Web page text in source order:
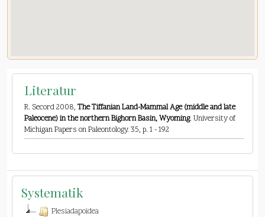
Literatur
R. Secord 2008, The Tiffanian Land-Mammal Age (middle and late
Paleocene) in the northern Bighorn Basin, Wyoming. University of
Michigan Papers on Paleontology. 35, p. 1 - 192
Systematik
Plesiadapoidea